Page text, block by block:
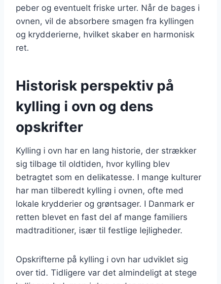
peber og eventuelt friske urter. Når de bages i
ovnen, vil de absorbere smagen fra kyllingen
og krydderierne, hvilket skaber en harmonisk
ret.
Historisk perspektiv på
kylling i ovn og dens
opskrifter
Kylling i ovn har en lang historie, der strækker
sig tilbage til oldtiden, hvor kylling blev
betragtet som en delikatesse. I mange kulturer
har man tilberedt kylling i ovnen, ofte med
lokale krydderier og grøntsager. I Danmark er
retten blevet en fast del af mange familiers
madtraditioner, især til festlige lejligheder.
Opskrifterne på kylling i ovn har udviklet sig
over tid. Tidligere var det almindeligt at stege